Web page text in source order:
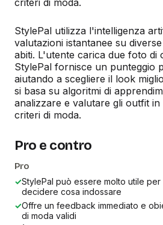
criteri di moda.
StylePal utilizza l'intelligenza
valutazioni istantanee su
abiti. L'utente carica due foto di
StylePal fornisce un punteggio
aiutando a scegliere il look
si basa su algoritmi di
analizzare e valutare gli outfit in
criteri di moda.
Pro e contro
Pro
✓StylePal può essere molto utile
decidere cosa indossare
✓Offre un feedback immediato e
di moda validi